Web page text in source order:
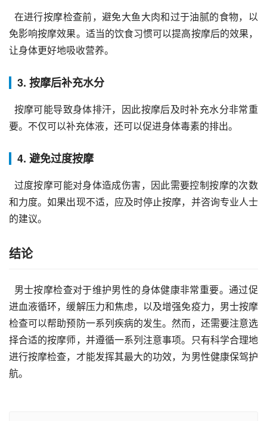
免影响按摩效果。适当的饮食习惯可以提高按摩后的效果，
让身体更好地吸收营养。
3. 按摩后补充水分
要。不仅可以补充体液，还可以促进身体毒素的排出。
4. 避免过度按摩
和力度。如果出现不适，应及时停止按摩，并咨询专业人士
的建议。
结论
进血液循环，缓解压力和焦虑，以及增强免疫力，男士按摩
检查可以帮助预防一系列疾病的发生。然而，还需要注意选
择合适的按摩师，并遵循一系列注意事项。只有科学合理地
进行按摩检查，才能发挥其最大的功效，为男性健康保驾护
航。